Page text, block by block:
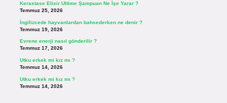
Kerastase Elixir Ultime Şampuan Ne İşe Yarar ?
Temmuz 25, 2026
İngilizcede hayvanlardan bahsederken ne denir ?
Temmuz 19, 2026
Evrene enerji nasıl gönderilir ?
Temmuz 17, 2026
Utku erkek mi kız mı ?
Temmuz 14, 2026
Utku erkek mi kız mı ?
Temmuz 14, 2026